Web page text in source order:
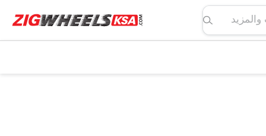
والمزيد